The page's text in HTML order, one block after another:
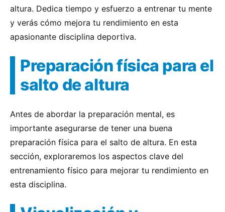
altura. Dedica tiempo y esfuerzo a entrenar tu mente
y verás cómo mejora tu rendimiento en esta
apasionante disciplina deportiva.
Preparación física para el
salto de altura
Antes de abordar la preparación mental, es
importante asegurarse de tener una buena
preparación física para el salto de altura. En esta
sección, exploraremos los aspectos clave del
entrenamiento físico para mejorar tu rendimiento en
esta disciplina.